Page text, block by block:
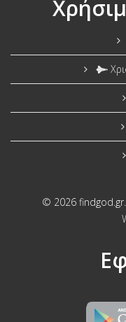
© 2026 findgod.gr.